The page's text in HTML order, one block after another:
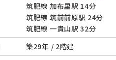
筑肥線 加布里駅 14分
筑肥線 筑前前原駅 24分
筑肥線 一貴山駅 32分
築29年 / 2階建